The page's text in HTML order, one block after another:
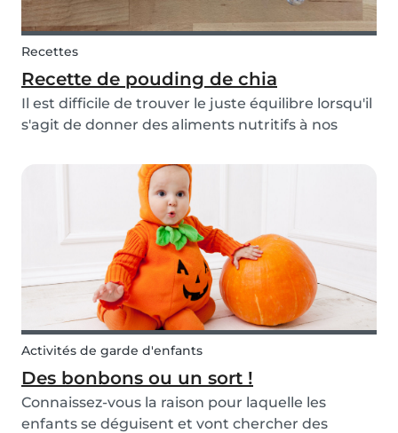
Recettes
Recette de pouding de chia
Il est difficile de trouver le juste équilibre lorsqu'il
s'agit de donner des aliments nutritifs à nos
certainement le cas avec les enfants. Personne
n’a jamais entendu un enfant dire: "Le b...
Activités de garde d'enfants
Des bonbons ou un sort !
Connaissez-vous la raison pour laquelle les
enfants se déguisent et vont chercher des